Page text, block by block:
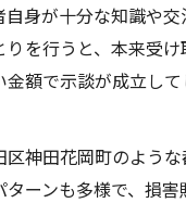
自身が十分な知識や
を行うと、本来受
金額で示談が成立し
区神田花岡町のよう
ーンも多様で、損